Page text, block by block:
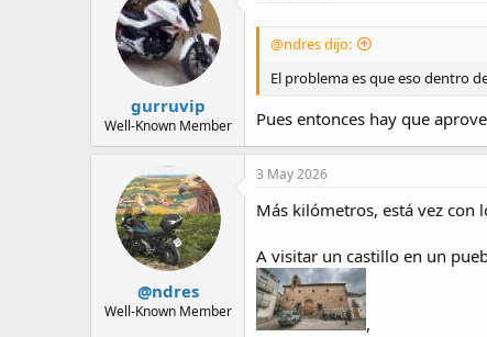
gurruvip
Well-Known Member
@ndres dijo:
El problema es que eso dentro
Pues entonces hay que
@ndres
Well-Known Member
3 May 2026
Más kilómetros, está vez con
A visitar un castillo en un
,